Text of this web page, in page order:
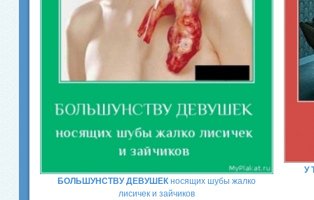
БОЛЬШУНСТВУ ДЕВУШЕКносящих шубы жалко
лисичек и зайчиков
У